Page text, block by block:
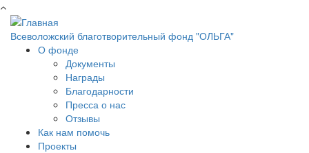
Перейти к основному содержанию
Всеволожский благотворительный фонд "ОЛЬГА"
О фонде
Документы
Награды
Благодарности
Пресса о нас
Отзывы
Как нам помочь
Проекты